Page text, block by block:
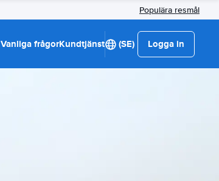
Populära resmål
Vanliga frågorKundtjänst (SE) Logga in